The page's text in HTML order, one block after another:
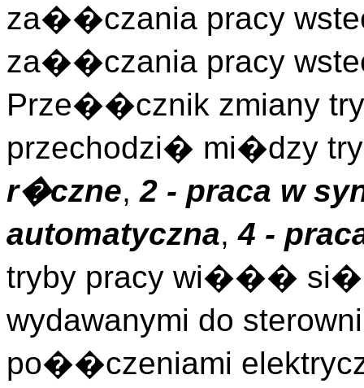
za��czania pracy
za��czania pracy
Prze��cznik zmiany
przechodzi� mi�dzy
r�czne,2 - praca w
automatyczna,4 -
tryby pracy wi��� si�
wydawanymi do
po��czeniami